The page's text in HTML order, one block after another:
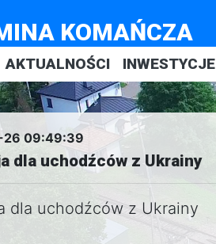
KOMAŃCZA
AKTUALNOŚCI INWESTYCJE
09:49:39
dla uchodźców z Ukrainy
dla uchodźców z Ukrainy